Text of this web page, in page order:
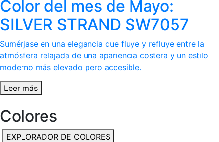
Color del mes de Mayo:
SILVER STRAND SW7057
Sumérjase en una elegancia que fluye y refluye entre la
atmósfera relajada de una apariencia costera y un estilo
moderno más elevado pero accesible.
Leer más
Colores
EXPLORADOR DE COLORES